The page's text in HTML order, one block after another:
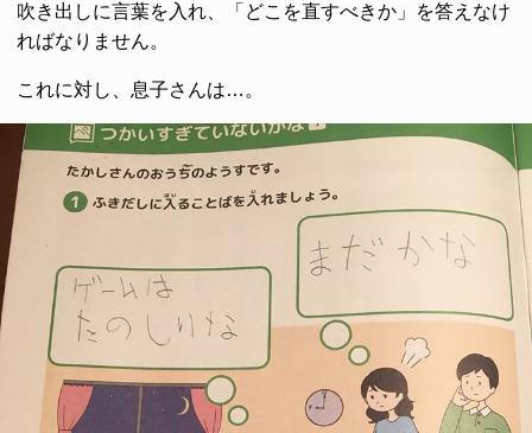
吹き出しに言葉を入れ、「どこを直すべきか」を答えなけ
ればなりません。
これに対し、息子さんは…。